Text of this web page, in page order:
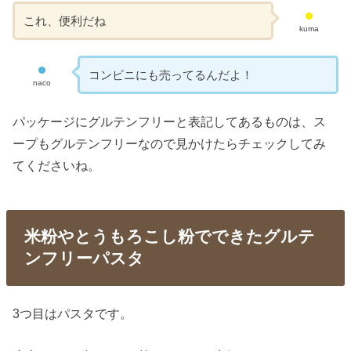
kuma
これ、便利だね
naco
コンビニにも売ってるんだよ！
パッケージにグルテンフリーと表記してあるものは、ス
ープもグルテンフリーなので見かけたらチェックしてみ
てくださいね。
米粉やとうもろこし粉でできたグルテ
ンフリーパスタ
3つ目はパスタです。